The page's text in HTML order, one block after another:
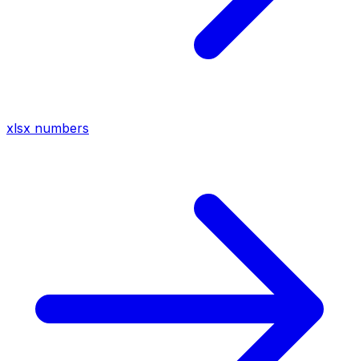
xlsx numbers